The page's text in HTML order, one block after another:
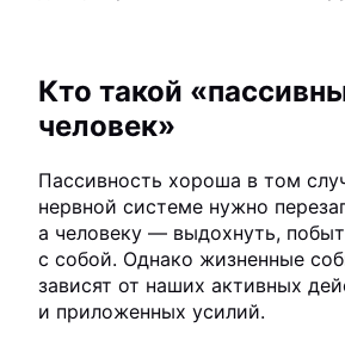
Кто такой
человек»
Пассивность хороша в том
нервной системе нужно
а человеку — выдохнуть,
с собой. Однако жизненные
зависят от наших активных
и приложенных усилий.